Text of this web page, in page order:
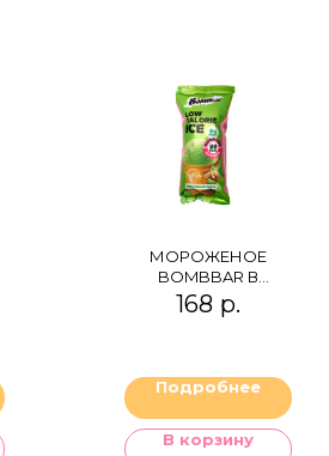
МОРОЖЕНОЕ
BOMBBAR В
ВАФЕЛЬНОМ
СТАКАНЧИКЕ
168 р.
Подробнее
В корзину